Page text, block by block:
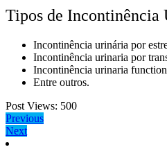
Tipos de Incontinência
Incontinência urinária por
Incontinência urinaria por
Incontinência urinaria
Entre outros.
Post Views: 500
Navegação
de
PreviousPrevious
NextNext